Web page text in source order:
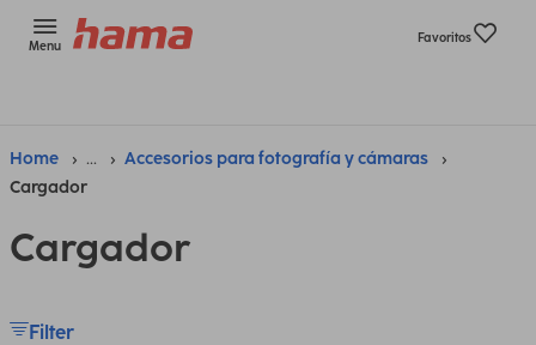
Menu
Favoritos
Home ...
Accesorios para fotografía y cámaras
Cargador
Cargador
Filter